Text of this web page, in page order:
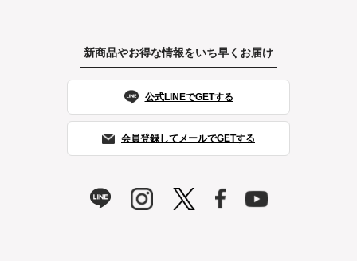
新商品やお得な情報をいち早くお届け
公式LINEでGETする
会員登録してメールでGETする